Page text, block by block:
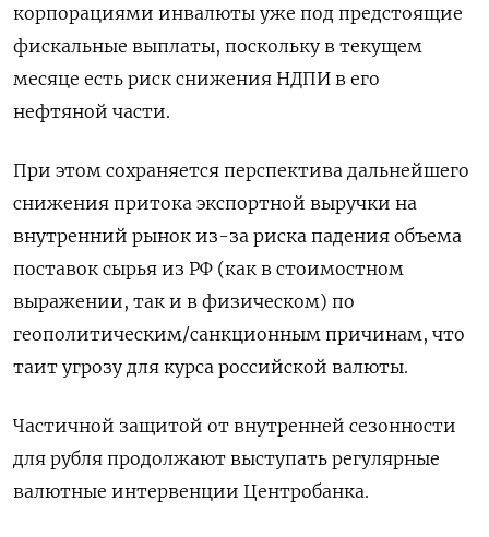
корпорациями инвалюты уже под предстоящие
фискальные выплаты, поскольку в текущем
месяце есть риск снижения НДПИ в ⁠его
нефтяной части.
При этом сохраняется перспектива дальнейшего
снижения притока экспортной ‍выручки на
внутренний рынок из-за риска падения объема
поставок сырья из РФ (как в стоимостном
выражении, так ‌и в физическом) по
геополитическим/санкционным причинам, что
таит угрозу для курса российской валюты.
Частичной защитой от внутренней сезонности
для рубля продолжают выступать регулярные
валютные интервенции Центробанка.